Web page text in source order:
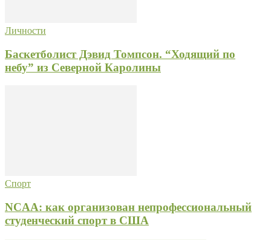
Личности
Баскетболист Дэвид Томпсон. “Ходящий по
небу” из Северной Каролины
Спорт
NCAA: как организован непрофессиональный
студенческий спорт в США